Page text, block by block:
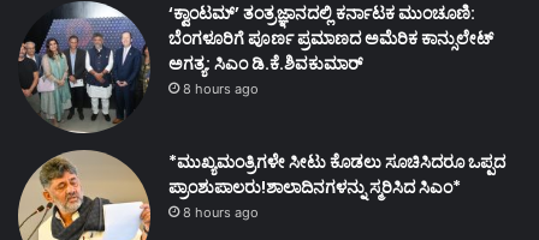
‘ಕ್ವಾಂಟಮ್’ ತಂತ್ರಜ್ಞಾನದಲ್ಲಿ ಕರ್ನಾಟಕ ಮುಂಚೂಣಿ:
ಬೆಂಗಳೂರಿಗೆ ಪೂರ್ಣ ಪ್ರಮಾಣದ ಅಮೆರಿಕ ಕಾನ್ಸುಲೇಟ್
ಅಗತ್ಯ: ಸಿಎಂ ಡಿ.ಕೆ.ಶಿವಕುಮಾರ್
8 hours ago
*ಮುಖ್ಯಮಂತ್ರಿಗಳೇ ಸೀಟು ಕೊಡಲು ಸೂಚಿಸಿದರೂ ಒಪ್ಪದ
ಪ್ರಾಂಶುಪಾಲರು!ಶಾಲಾದಿನಗಳನ್ನು ಸ್ಮರಿಸಿದ ಸಿಎಂ*
8 hours ago